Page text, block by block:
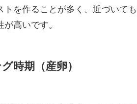
トを作ることが多く、近づいて
高いです。
時期（産卵）